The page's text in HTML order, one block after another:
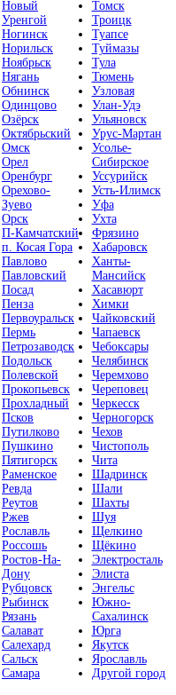
Новый
Уренгой
Ногинск
Норильск
Ноябрьск
Нягань
Обнинск
Одинцово
Озёрск
Октябрьский
Омск
Орел
Оренбург
Орехово-
Зуево
Орск
П-Камчатский
п. Косая Гора
Павлово
Павловский
Посад
Пенза
Первоуральск
Пермь
Петрозаводск
Подольск
Полевской
Прокопьевск
Прохладный
Псков
Путилково
Пушкино
Пятигорск
Раменское
Ревда
Реутов
Ржев
Рославль
Россошь
Ростов-На-
Дону
Рубцовск
Рыбинск
Рязань
Салават
Салехард
Сальск
Самара
Томск
Троицк
Туапсе
Туймазы
Тула
Тюмень
Узловая
Улан-Удэ
Ульяновск
Урус-Мартан
Усолье-
Сибирское
Уссурийск
Усть-Илимск
Уфа
Ухта
Фрязино
Хабаровск
Ханты-
Мансийск
Хасавюрт
Химки
Чайковский
Чапаевск
Чебоксары
Челябинск
Черемхово
Череповец
Черкесск
Черногорск
Чехов
Чистополь
Чита
Шадринск
Шали
Шахты
Шуя
Щелкино
Щёкино
Электросталь
Элиста
Энгельс
Южно-
Сахалинск
Юрга
Якутск
Ярославль
Другой город